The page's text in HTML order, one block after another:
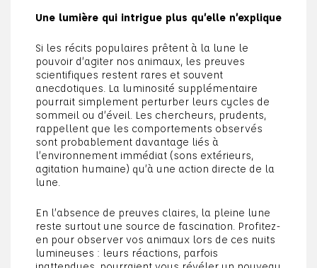
Une lumière qui intrigue plus qu’elle n’explique
Si les récits populaires prêtent à la lune le
pouvoir d’agiter nos animaux, les preuves
scientifiques restent rares et souvent
anecdotiques. La luminosité supplémentaire
pourrait simplement perturber leurs cycles de
sommeil ou d’éveil. Les chercheurs, prudents,
rappellent que les comportements observés
sont probablement davantage liés à
l’environnement immédiat (sons extérieurs,
agitation humaine) qu’à une action directe de la
lune.
En l’absence de preuves claires, la pleine lune
reste surtout une source de fascination. Profitez-
en pour observer vos animaux lors de ces nuits
lumineuses : leurs réactions, parfois